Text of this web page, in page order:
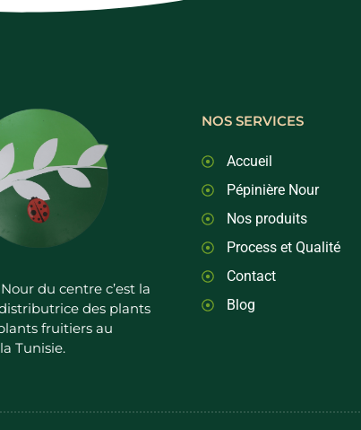
du centre c’est la
des plants
fruitiers au
Tunisie.
NOS SERVICES
Accueil
Pépinière Nour
Nos produits
Process et Qualité
Contact
Blog